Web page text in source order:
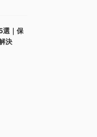
選｜保
決